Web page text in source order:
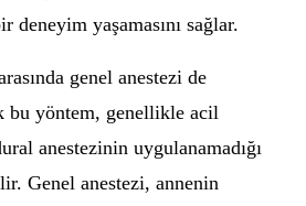
yaşamasını sağlar.
genel anestezi de
bu yöntem, genellikle acil
anestezinin uygulanamadığı
Genel anestezi, annenin